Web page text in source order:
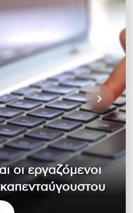
οι εργαζόμενοι